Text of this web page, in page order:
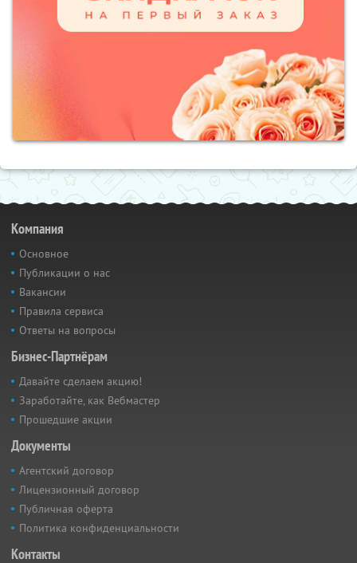
Компания
Основное
Публикации о нас
Вакансии
Правила сервиса
Ответы на вопросы
Бизнес-Партнёрам
Давайте сделаем акцию!
Заработайте, как Вебмастер
Прошедшие акции
Документы
Агентский договор
Лицензионный договор
Публичная оферта
Политика конфиденциальности
Контакты